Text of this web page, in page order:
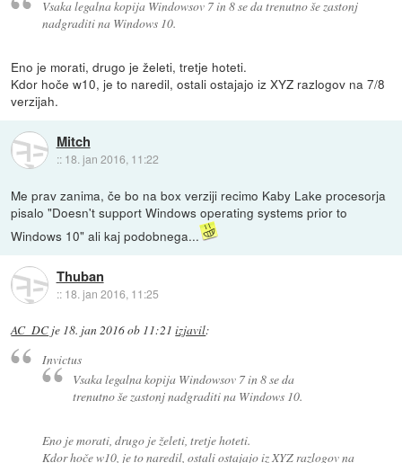
Vsaka legalna kopija Windowsov 7 in 8 se da trenutno še zastonj
nadgraditi na Windows 10.
Eno je morati, drugo je želeti, tretje hoteti.
Kdor hoče w10, je to naredil, ostali ostajajo iz XYZ razlogov na 7/8
verzijah.
Mitch
:: 18. jan 2016, 11:22
Me prav zanima, če bo na box verziji recimo Kaby Lake procesorja
pisalo "Doesn't support Windows operating systems prior to
Windows 10" ali kaj podobnega...
Thuban
:: 18. jan 2016, 11:25
AC_DCje 18. jan 2016 ob 11:21 izjavil:
Invictus
Vsaka legalna kopija Windowsov 7 in 8 se da
trenutno še zastonj nadgraditi na Windows 10.
Eno je morati, drugo je želeti, tretje hoteti.
Kdor hoče w10, je to naredil, ostali ostajajo iz XYZ razlogov na